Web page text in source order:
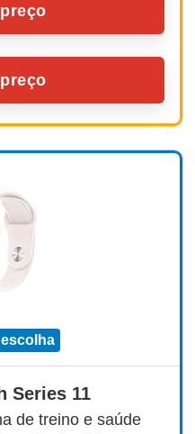
escolha
Series 11
de treino e saúde